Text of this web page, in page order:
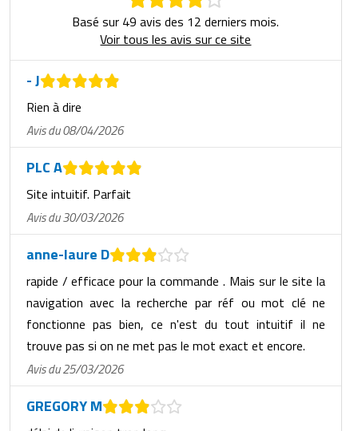
Basé sur 49 avis des 12 derniers mois.
Voir tous les avis sur ce site
- J
Rien à dire
Avis du 08/04/2026
PLC A
Site intuitif. Parfait
Avis du 30/03/2026
anne-laure D
rapide / efficace pour la commande . Mais sur le site la
navigation avec la recherche par réf ou mot clé ne
fonctionne pas bien, ce n'est du tout intuitif il ne
trouve pas si on ne met pas le mot exact et encore.
Avis du 25/03/2026
GREGORY M